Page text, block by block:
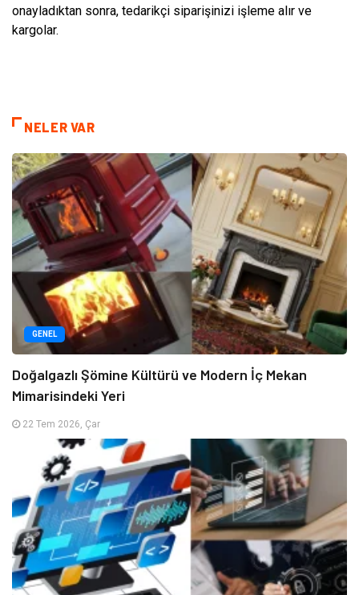
onayladıktan sonra, tedarikçi siparişinizi işleme alır ve
kargolar.
NELER VAR
GENEL
Doğalgazlı Şömine Kültürü ve Modern İç Mekan
Mimarisindeki Yeri
22 Tem 2026, Çar